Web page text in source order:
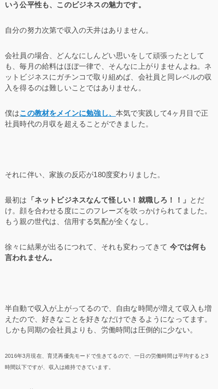
いう公平性も、このビジネスの魅力です。
自分の努力次第で収入の天井はありません。
会社員の場合、どんなにしんどい思いをして頑張ったとして
も、毎月の給料はほぼ一律で、そんなに上がりませんよね。ネ
ットビジネスにガチンコで取り組めば、会社員と同レベルの収
入を得るのは難しいことではありません。
僕はこの教材をメインに勉強し、本気で実践して4ヶ月目で正
社員時代の月収を超えることができました。
それに伴い、家族の反応が180度変わりました。
最初は 「ネットビジネスなんて怪しい！就職しろ！！」 とだ
け。顔を合わせる度にこのフレーズを吹っかけられてました。
もう親の世代は、信用する気配が全くなし。
徐々に結果が出るにつれて、それも変わってきて 今では何も
言われません。
半自動で収入が上がってるので、自由な時間が増えて収入も増
えたので、好きなことを好きなだけできるようになってます。
しかも同期の会社員よりも、労働時間は圧倒的に少ない。
2016年3月現在、育児再優先モードで生きてるので、一日の労働時間は平均すると3
時間以下ですが、収入は維持できています。